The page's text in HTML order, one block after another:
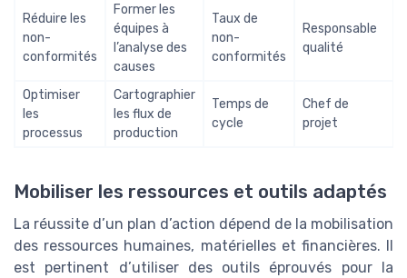
Réduire les
non-
conformités
Former les
équipes à
l’analyse des
causes
Taux de
non-
conformités
Responsable
qualité
Optimiser
les
processus
Cartographier
les flux de
production
Temps de
cycle
Chef de
projet
Mobiliser les ressources et outils adaptés
La réussite d’un plan d’action dépend de la mobilisation
des ressources humaines, matérielles et financières. Il
est pertinent d’utiliser des outils éprouvés pour la